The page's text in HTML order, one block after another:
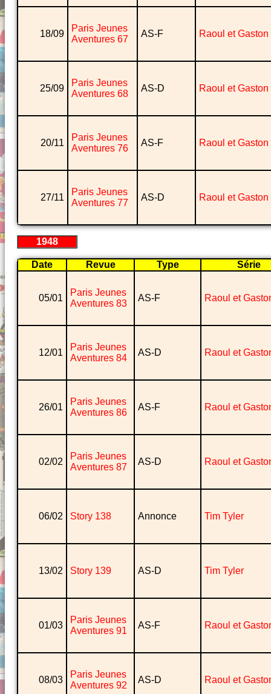
18/09
Paris Jeunes
Aventures 67
AS-F Raoul et Gaston
25/09
Paris Jeunes
Aventures 68
AS-D Raoul et Gaston
20/11
Paris Jeunes
Aventures 76
AS-F Raoul et Gaston
27/11
Paris Jeunes
Aventures 77
AS-D Raoul et Gaston
1948
Date Revue Type Série
05/01
Paris Jeunes
Aventures 83
AS-F Raoul et
12/01
Paris Jeunes
Aventures 84
AS-D Raoul et
26/01
Paris Jeunes
Aventures 86
AS-F Raoul et
02/02
Paris Jeunes
Aventures 87
AS-D Raoul et
06/02 Story 138 Annonce Tim Tyler
13/02 Story 139 AS-D Tim Tyler
01/03
Paris Jeunes
Aventures 91
AS-F Raoul et
08/03
Paris Jeunes
Aventures 92
AS-D Raoul et